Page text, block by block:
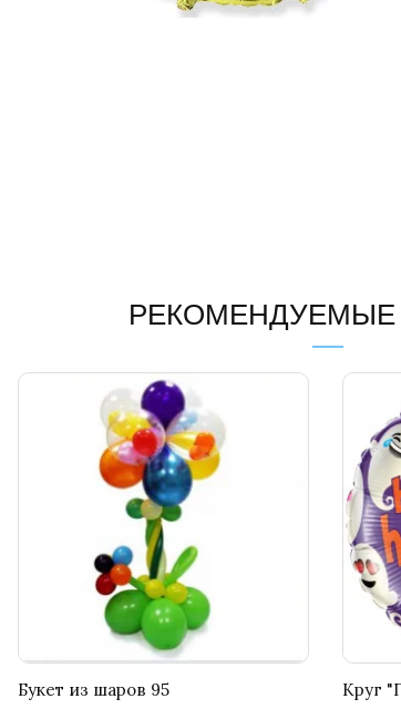
РЕКОМЕНДУЕМЫЕ
Букет из шаров 95 Круг